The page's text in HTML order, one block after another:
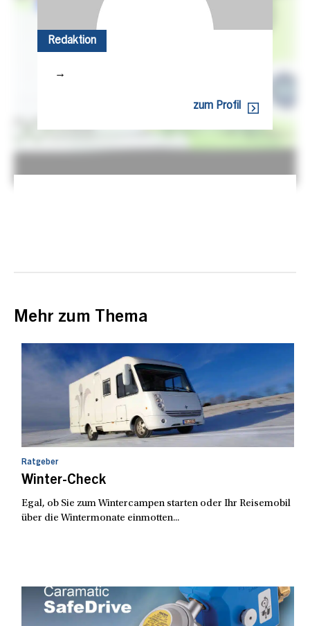
Redaktion
→
zum Profil
Mehr zum Thema
Ratgeber
Winter-Check
Egal, ob Sie zum Wintercampen starten oder Ihr Reisemobil
über die Wintermonate einmotten...